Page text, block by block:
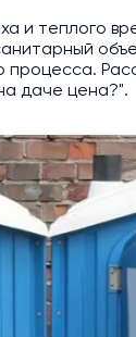
и теплого
процесса.
даче цена?".